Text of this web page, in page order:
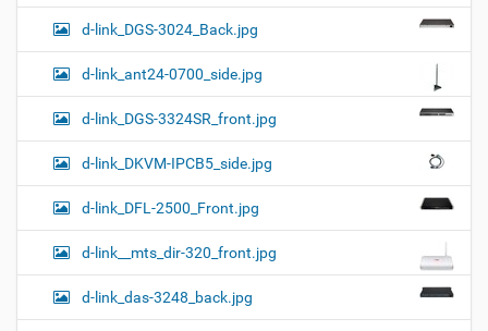
d-link_DGS-3024_Back.jpg
d-link_ant24-0700_side.jpg
d-link_DGS-3324SR_front.jpg
d-link_DKVM-IPCB5_side.jpg
d-link_DFL-2500_Front.jpg
d-link__mts_dir-320_front.jpg
d-link_das-3248_back.jpg